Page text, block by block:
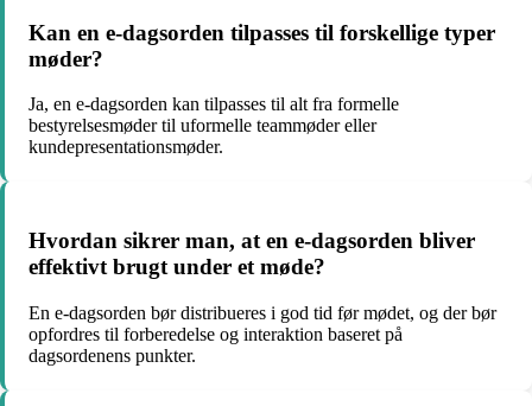
Kan en e-dagsorden tilpasses til forskellige typer
møder?
Ja, en e-dagsorden kan tilpasses til alt fra formelle
bestyrelsesmøder til uformelle teammøder eller
kundepresentationsmøder.
Hvordan sikrer man, at en e-dagsorden bliver
effektivt brugt under et møde?
En e-dagsorden bør distribueres i god tid før mødet, og der bør
opfordres til forberedelse og interaktion baseret på
dagsordenens punkter.